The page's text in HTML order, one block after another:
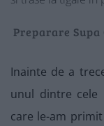
Preparare
Inainte de a
unul dintre cele
care le-am